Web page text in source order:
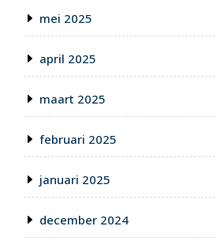
mei 2025
april 2025
maart 2025
februari 2025
januari 2025
december 2024